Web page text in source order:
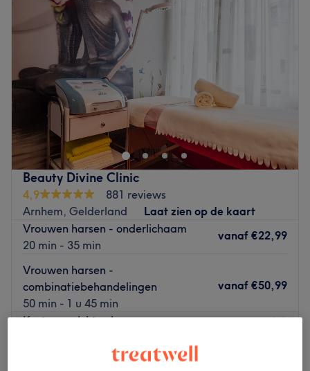
Beauty Divine Clinic
4,9
881 reviews
Arnhem, Gelderland
Laat zien op de kaart
Vrouwen harsen - onderlichaam
20 min - 35 min
vanaf €22,99
Vrouwen harsen -
combinatiebehandelingen
50 min - 1 u 45 min
vanaf €50,99
Kort overzicht salongegevens